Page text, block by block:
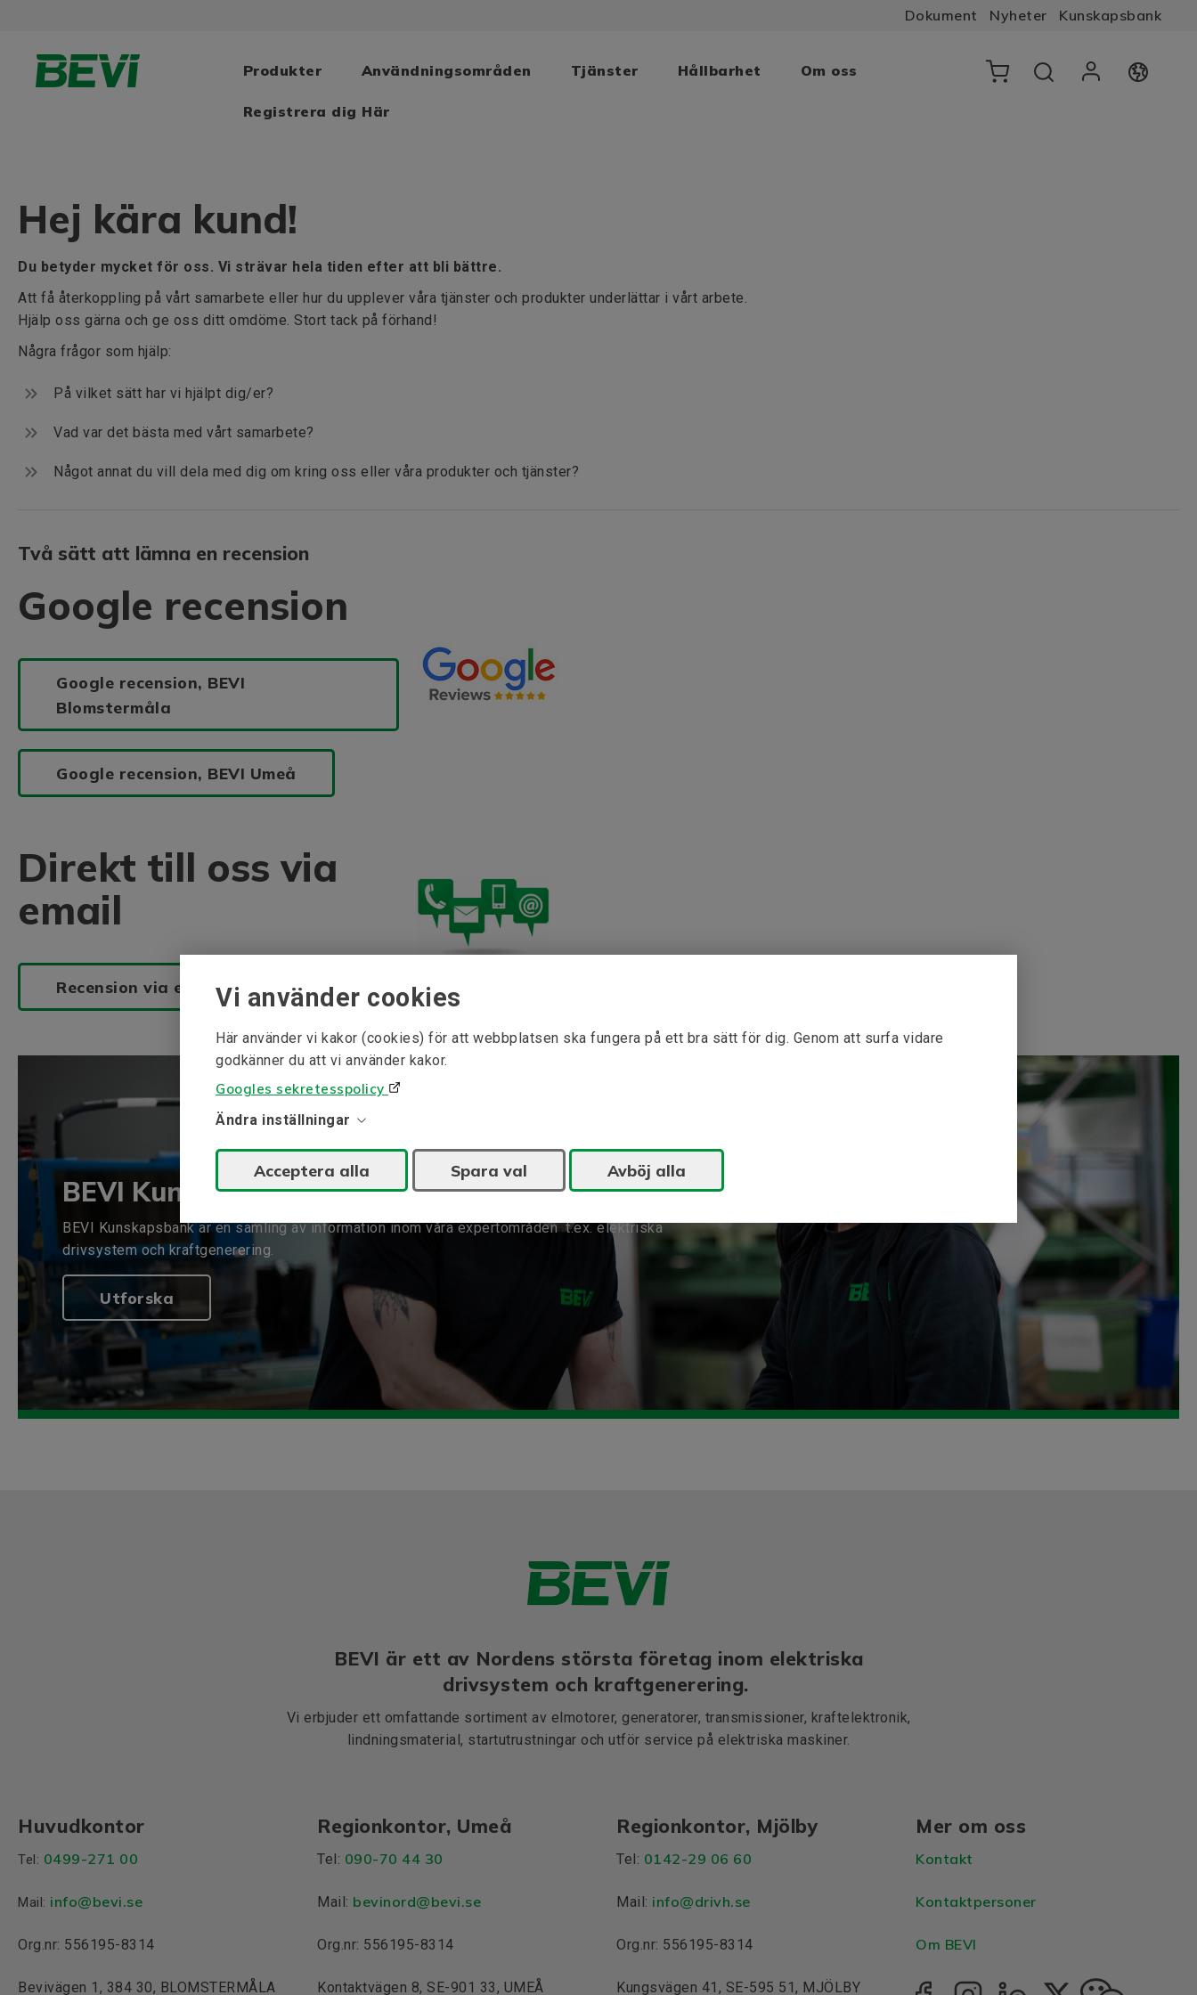
Vi använder cookies
Här använder vi kakor (cookies) för att webbplatsen ska fungera på ett bra sätt för dig. Genom att surfa vidare
godkänner du att vi använder kakor.
Googles sekretesspolicy
Ändra inställningar
Acceptera alla Spara val Avböj alla
Dokument Nyheter Kunskapsbank
Produkter Användningsområden Tjänster Hållbarhet Om oss
Registrera dig Här
Hej kära kund!
Du betyder mycket för oss. Vi strävar hela tiden efter att bli bättre.
Att få återkoppling på vårt samarbete eller hur du upplever våra tjänster och produkter underlättar i vårt arbete.
Hjälp oss gärna och ge oss ditt omdöme. Stort tack på förhand!
Några frågor som hjälp:
På vilket sätt har vi hjälpt dig/er?
Vad var det bästa med vårt samarbete?
Något annat du vill dela med dig om kring oss eller våra produkter och tjänster?
Två sätt att lämna en recension
Google recension
Google recension, BEVI
Blomstermåla
Google recension, BEVI Umeå
Direkt till oss via
email
Recension via email
BEVI Kunskapsbank
BEVI Kunskapsbank är en samling av information inom våra expertområden t.ex. elektriska
drivsystem och kraftgenerering.
Utforska
BEVI är ett av Nordens största företag inom elektriska
drivsystem och kraftgenerering.
Vi erbjuder ett omfattande sortiment av elmotorer, generatorer, transmissioner, kraftelektronik,
lindningsmaterial, startutrustningar och utför service på elektriska maskiner.
Huvudkontor
Tel: 0499-271 00
Mail: info@bevi.se
Org.nr: 556195-8314
Bevivägen 1, 384 30, BLOMSTERMÅLA
Regionkontor, Umeå
Tel: 090-70 44 30
Mail: bevinord@bevi.se
Org.nr: 556195-8314
Kontaktvägen 8, SE-901 33, UMEÅ
Regionkontor, Mjölby
Tel: 0142-29 06 60
Mail: info@drivh.se
Org.nr: 556195-8314
Kungsvägen 41, SE-595 51, MJÖLBY
Mer om oss
Kontakt
Kontaktpersoner
Om BEVI